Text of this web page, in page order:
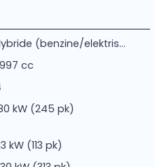
(benzine/elektris...
cc
kW (245 pk)
kW (113 pk)